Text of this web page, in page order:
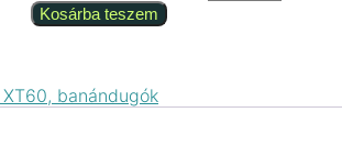
Kosárba teszem
banándugók